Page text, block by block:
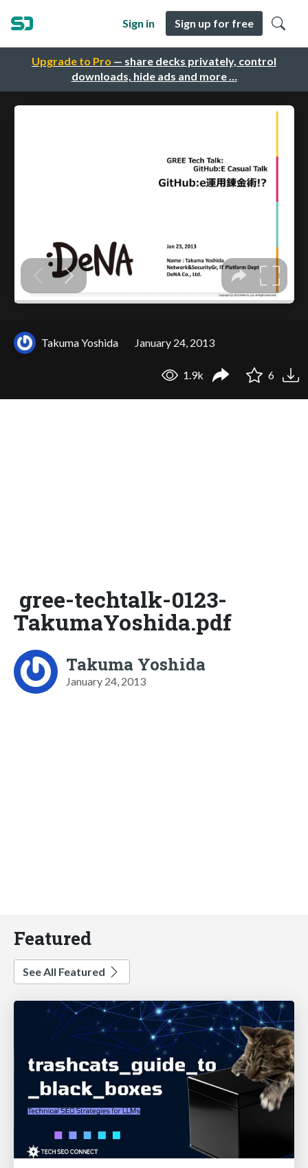
Upgrade to Pro — share decks privately, control
downloads, hide ads and more …
Sign in Sign up for free
Takuma Yoshida January 24, 2013
1.9k 6
gree-techtalk-0123-
TakumaYoshida.pdf
Takuma Yoshida
January 24, 2013
Featured
See All Featured